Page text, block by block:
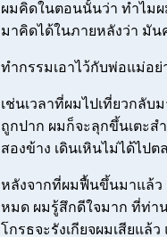
ผมคิดในตอนนั้นว่า ทำไมผ
มาคิดได้ในภายหลังว่า มัน
ทำกรรมเอาไว้กับพ่อแม่อย่
เช่นเวลาที่ผมไปเที่ยวกลั
ถูกปาก ผมก็จะลุกขึ้นเตะส
สองข้าง เดินเหินไม่ได้ไป
หลังจากที่ผมฟื้นขึ้นมาแล้
หมด ผมรู้สึกดีใจมาก ที่ท่า
โกรธจะรังเกียจผมเสียแล้